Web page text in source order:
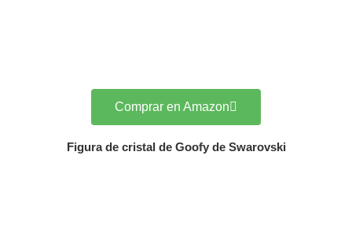
Comprar en Amazon
Figura de cristal de Goofy de Swarovski